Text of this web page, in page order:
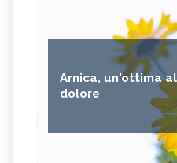
Arnica, un'ottima
dolore